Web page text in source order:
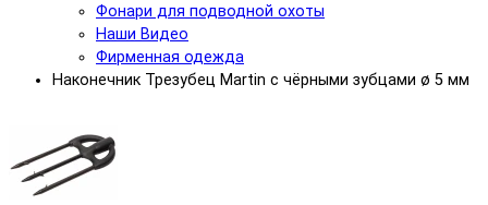
Фонари для подводной охоты
Наши Видео
Фирменная одежда
Наконечник Трезубец Martin с чёрными зубцами ø 5 мм